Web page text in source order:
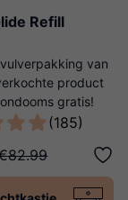
Refill
van
product
gratis!
(185)